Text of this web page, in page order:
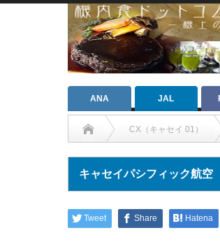
ANA JAL
CX（キャセイ 01）
キャセイパシフィック航
Tweet Share Hatena